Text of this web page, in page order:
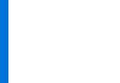
EJO- European